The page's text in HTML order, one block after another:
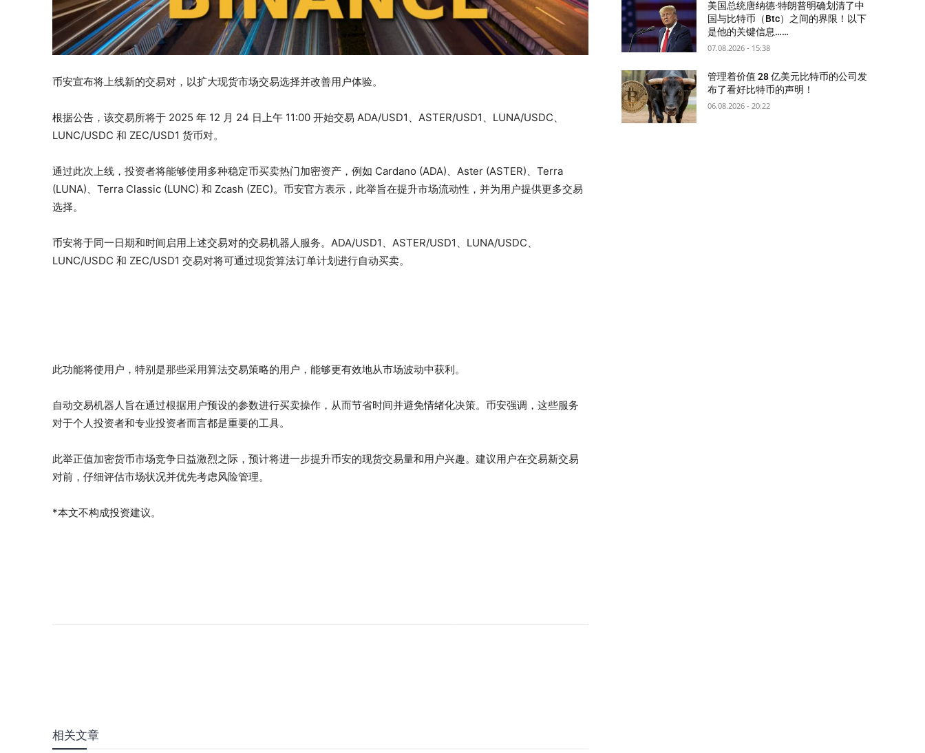
币安宣布将上线新的交易对，以扩大现货市场交易选择并改善用户体验。
根据公告，该交易所将于 2025 年 12 月 24 日上午 11:00 开始交易 ADA/USD1、ASTER/USD1、LUNA/USDC、
LUNC/USDC 和 ZEC/USD1 货币对。
通过此次上线，投资者将能够使用多种稳定币买卖热门加密资产，例如 Cardano (ADA)、Aster (ASTER)、Terra
(LUNA)、Terra Classic (LUNC) 和 Zcash (ZEC)。币安官方表示，此举旨在提升市场流动性，并为用户提供更多交易
选择。
币安将于同一日期和时间启用上述交易对的交易机器人服务。ADA/USD1、ASTER/USD1、LUNA/USDC、
LUNC/USDC 和 ZEC/USD1 交易对将可通过现货算法订单计划进行自动买卖。
此功能将使用户，特别是那些采用算法交易策略的用户，能够更有效地从市场波动中获利。
自动交易机器人旨在通过根据用户预设的参数进行买卖操作，从而节省时间并避免情绪化决策。币安强调，这些服务
对于个人投资者和专业投资者而言都是重要的工具。
此举正值加密货币市场竞争日益激烈之际，预计将进一步提升币安的现货交易量和用户兴趣。建议用户在交易新交易
对前，仔细评估市场状况并优先考虑风险管理。
*本文不构成投资建议。
相关文章
美国总统唐纳德·特朗普明确划清了中
国与比特币（Btc）之间的界限！以下
是他的关键信息……
07.08.2026 - 15:38
管理着价值 28 亿美元比特币的公司发
布了看好比特币的声明！
06.08.2026 - 20:22